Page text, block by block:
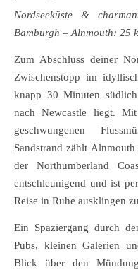
Nordseeküste &
Bamburgh – Alnmouth: 25
Zum Abschluss deiner
Zwischenstopp im
knapp 30 Minuten
nach Newcastle liegt.
geschwungenen
Sandstrand zählt
der Northumberland
entschleunigend und ist
Reise in Ruhe ausklingen
Ein Spaziergang durch
Pubs, kleinen Galerien
Blick über den